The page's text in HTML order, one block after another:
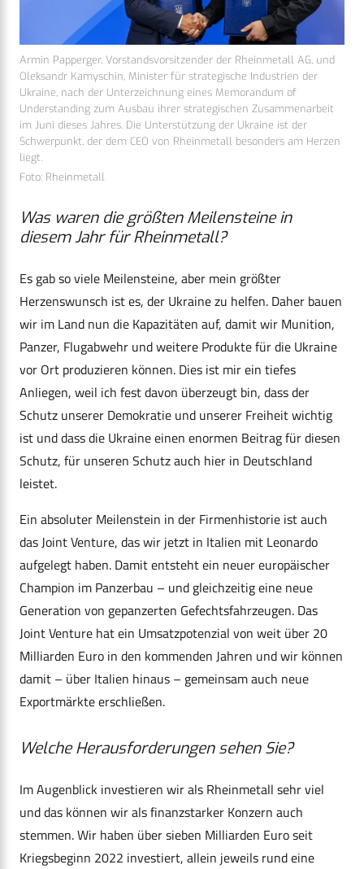
Armin Papperger, Vorstandsvorsitzender der Rheinmetall AG, und
Oleksandr Kamyschin, Minister für strategische Industrien der
Ukraine, nach der Unterzeichnung eines Memorandum of
Understanding zum Ausbau ihrer strategischen Zusammenarbeit
im Juni dieses Jahres. Die Unterstützung der Ukraine ist der
Schwerpunkt, der dem CEO von Rheinmetall besonders am Herzen
liegt.
Foto: Rheinmetall
Was waren die größten Meilensteine in
diesem Jahr für Rheinmetall?
Es gab so viele Meilensteine, aber mein größter
Herzenswunsch ist es, der Ukraine zu helfen. Daher bauen
wir im Land nun die Kapazitäten auf, damit wir Munition,
Panzer, Flugabwehr und weitere Produkte für die Ukraine
vor Ort produzieren können. Dies ist mir ein tiefes
Anliegen, weil ich fest davon überzeugt bin, dass der
Schutz unserer Demokratie und unserer Freiheit wichtig
ist und dass die Ukraine einen enormen Beitrag für diesen
Schutz, für unseren Schutz auch hier in Deutschland
leistet.
Ein absoluter Meilenstein in der Firmenhistorie ist auch
das Joint Venture, das wir jetzt in Italien mit Leonardo
aufgelegt haben. Damit entsteht ein neuer europäischer
Champion im Panzerbau – und gleichzeitig eine neue
Generation von gepanzerten Gefechtsfahrzeugen. Das
Joint Venture hat ein Umsatzpotenzial von weit über 20
Milliarden Euro in den kommenden Jahren und wir können
damit – über Italien hinaus – gemeinsam auch neue
Exportmärkte erschließen.
Welche Herausforderungen sehen Sie?
Im Augenblick investieren wir als Rheinmetall sehr viel
und das können wir als finanzstarker Konzern auch
stemmen. Wir haben über sieben Milliarden Euro seit
Kriegsbeginn 2022 investiert, allein jeweils rund eine